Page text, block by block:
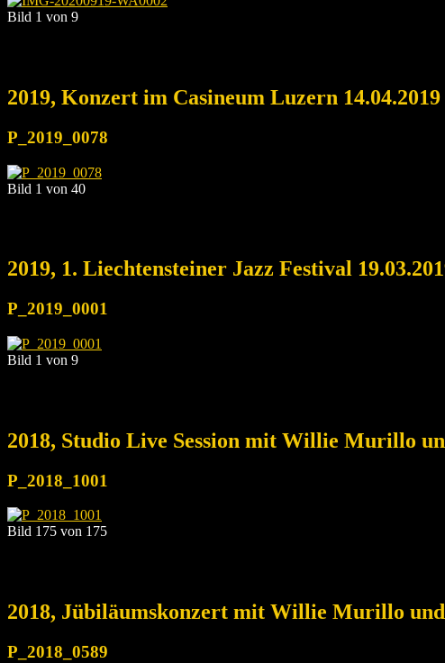
Bild 1 von 9
2019, Konzert im Casineum Luzern 14.04.2019
P_2019_0078
Bild 1 von 40
2019, 1. Liechtensteiner Jazz Festival
P_2019_0001
Bild 1 von 9
2018, Studio Live Session mit Willie Murillo
P_2018_1001
Bild 175 von 175
2018, Jübiläumskonzert mit Willie Murillo
P_2018_0589